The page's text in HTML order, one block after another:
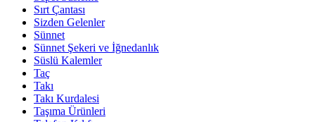
Sırt Çantası
Sizden Gelenler
Sünnet
Sünnet Şekeri ve İğnedanlık
Süslü Kalemler
Taç
Takı
Takı Kurdalesi
Taşıma Ürünleri